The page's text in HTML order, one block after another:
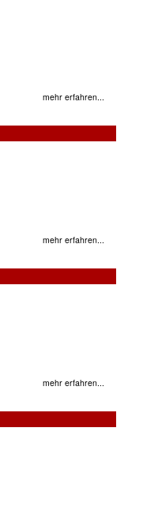
mehr erfahren...
mehr erfahren...
mehr erfahren...